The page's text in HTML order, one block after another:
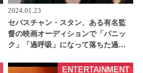
2024.01.23
セバスチャン・スタン、ある有名監
督の映画オーディションで「パニッ
ク」「過呼吸」になって落ちた過去
いを持つ男性”を演じたA24最新作に
ENTERTAINMENT